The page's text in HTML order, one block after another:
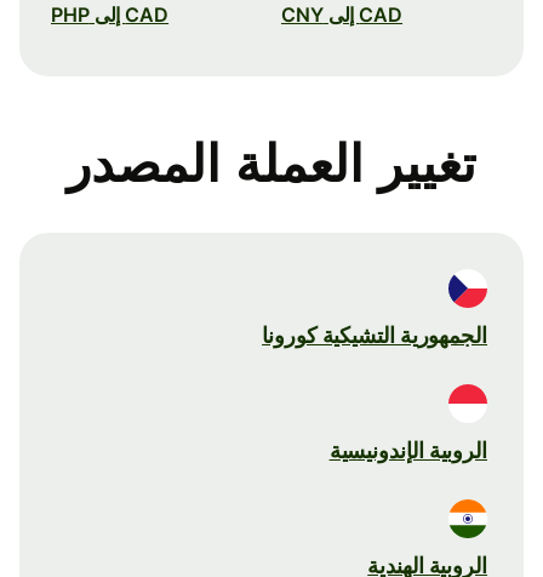
CAD إلى CNY CAD إلى PHP
تغيير العملة المصدر
الجمهورية التشيكية كورونا
الروبية الإندونيسية
الروبية الهندية